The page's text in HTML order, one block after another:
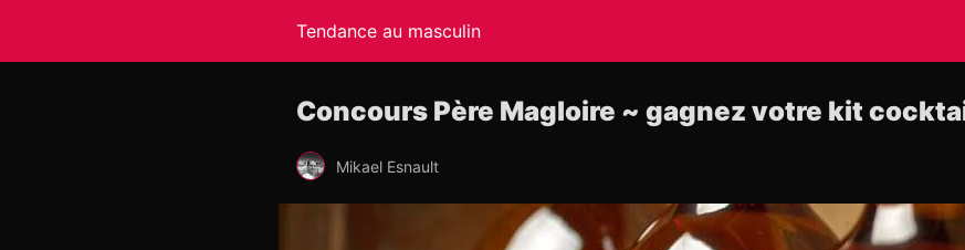
Tendance au masculin
Concours Père Magloire ~ gagnez votre kit
Mikael Esnault